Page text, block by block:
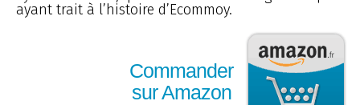
ayant trait à l’histoire d’Ecommoy.
Commander
sur Amazon